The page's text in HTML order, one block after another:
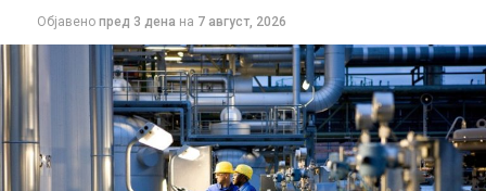
Објавено пред 3 дена на 7 август, 2026